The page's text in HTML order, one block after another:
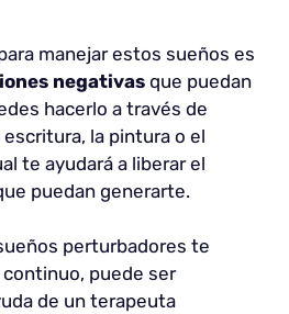
manejar estos sueños es
negativas que puedan
hacerlo a través de
la pintura o el
te ayudará a liberar el
puedan generarte.
perturbadores te
puede ser
de un terapeuta